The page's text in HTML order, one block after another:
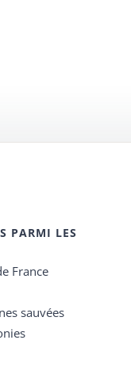
PARMI LES
France
sauvées